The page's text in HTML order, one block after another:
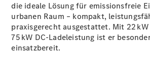
Kontaktformular
Servicetermin
buchen
die ideale Lösung für emissionsfreie
urbanen Raum – kompakt,
praxisgerecht ausgestattet. Mit 22
75 kW DC-Ladeleistung ist er
einsatzbereit.